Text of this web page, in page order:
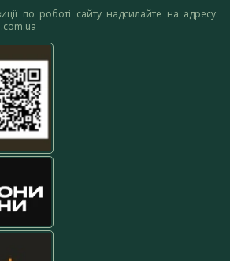
по роботі сайту надсилайте на адресу: